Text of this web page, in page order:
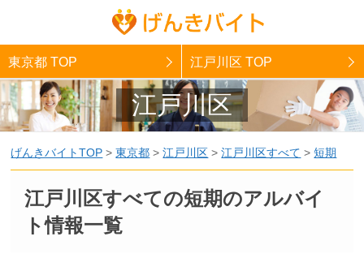
東京都 TOP 江戸川区 TOP
江戸川区
げんきバイトTOP >東京都 >江戸川区 >江戸川区すべて >短期
江戸川区すべての短期のアルバイ
ト情報一覧